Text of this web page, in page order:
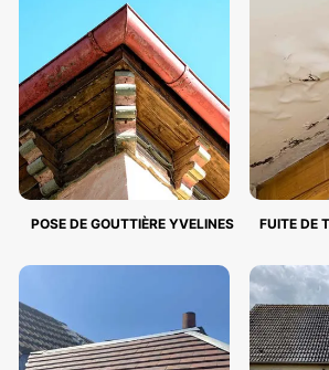
POSE DE GOUTTIÈRE YVELINES FUITE DE